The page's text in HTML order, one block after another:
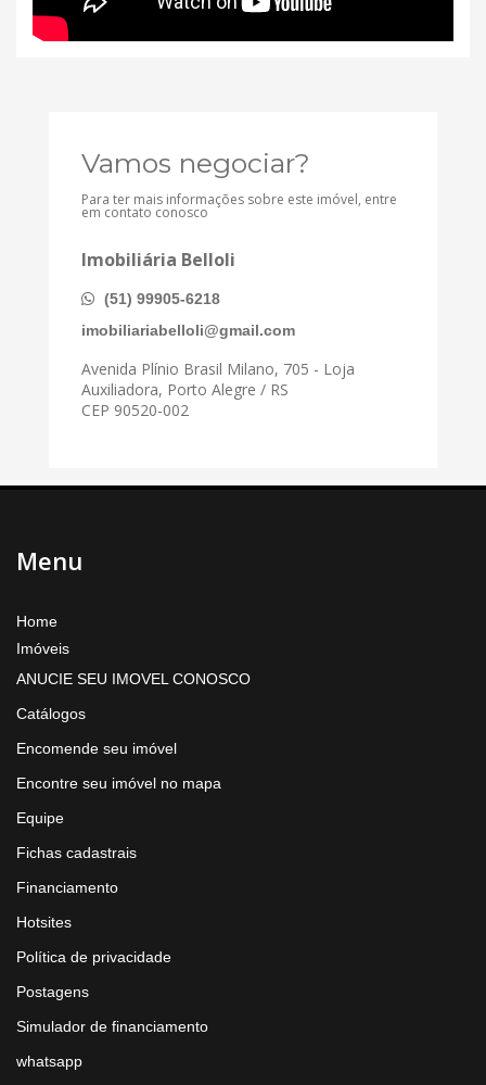
Vamos negociar?
Para ter mais informações sobre este imóvel, entre
em contato conosco
Imobiliária Belloli
(51) 99905-6218
imobiliariabelloli@gmail.com
Avenida Plínio Brasil Milano, 705 - Loja
Auxiliadora, Porto Alegre / RS
CEP 90520-002
Menu
Home
Imóveis
ANUCIE SEU IMOVEL CONOSCO
Catálogos
Encomende seu imóvel
Encontre seu imóvel no mapa
Equipe
Fichas cadastrais
Financiamento
Hotsites
Política de privacidade
Postagens
Simulador de financiamento
whatsapp